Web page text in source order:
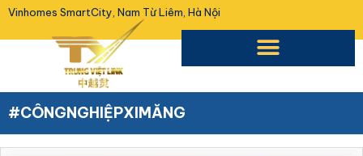
Vinhomes SmartCity, Nam Từ Liêm, Hà Nội
#CÔNGNGHIỆPXIMĂNG